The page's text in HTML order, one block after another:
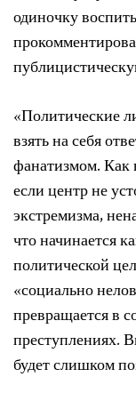
одиночку
«Политические
взять на себя
фанатизмом. Как
если центр не
экстремизма,
что начинается
политической
«социально
превращается в
преступлениях.
будет слишком